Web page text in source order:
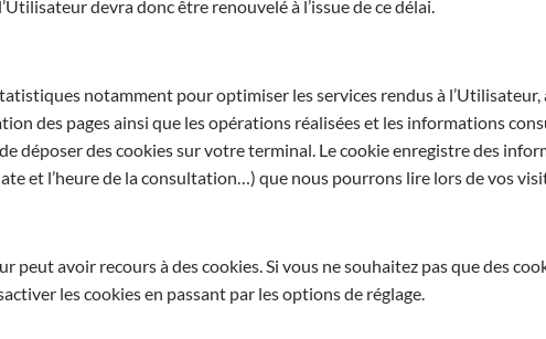
devra donc être renouvelé à l’issue de ce délai.
notamment pour optimiser les services rendus à
des pages ainsi que les opérations réalisées et les informations
déposer des cookies sur votre terminal. Le cookie enregistre des
et l’heure de la consultation…) que nous pourrons lire lors de vos
peut avoir recours à des cookies. Si vous ne souhaitez pas que des
les cookies en passant par les options de réglage.